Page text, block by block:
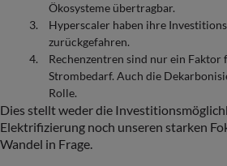
Ökosysteme übertragbar.
Hyperscaler haben ihre
zurückgefahren.
Rechenzentren sind nur ein Faktor
Strombedarf. Auch die
Rolle.
Dies stellt weder die
Elektrifizierung noch unseren starken
Wandel in Frage.